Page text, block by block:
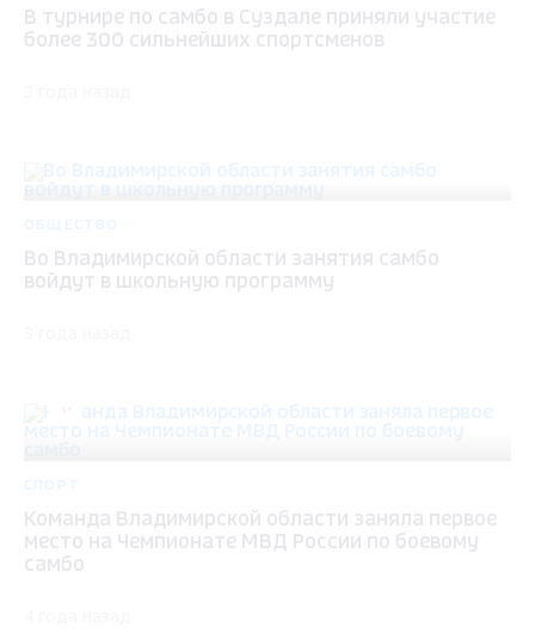
В турнире по самбо в Суздале приняли участие
более 300 сильнейших спортсменов
Во Владимирской области занятия самбо
войдут в школьную программу
Команда Владимирской области заняла первое
место на Чемпионате МВД России по боевому
самбо